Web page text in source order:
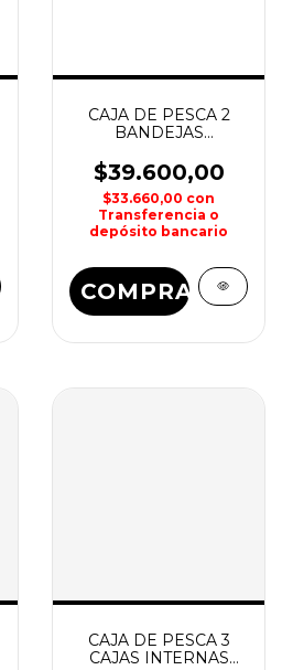
CAJA DE PESCA 2
BANDEJAS
WATERDOG
$39.600,00
$33.660,00 con
Transferencia o
depósito bancario
COMPRAR
CAJA DE PESCA 3
CAJAS INTERNAS